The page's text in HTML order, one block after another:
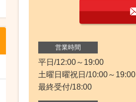
営業時間
平日/12:00～19:00
土曜日曜祝日/10:00～19:00
最終受付/18:00